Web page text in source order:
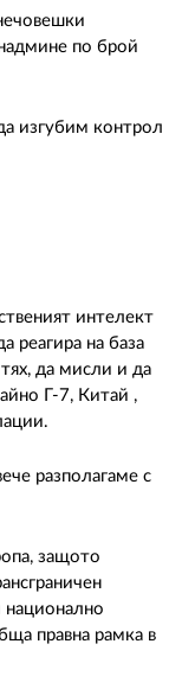
по брой
изгубим контрол
интелект
реагира на база
да мисли и да
Г-7, Китай ,
разполагаме с
защото
правна рамка в